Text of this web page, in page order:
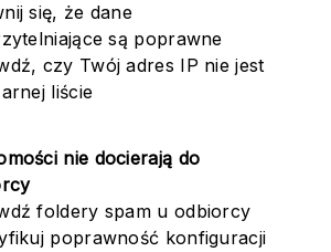
się, że dane
są poprawne
czy Twój adres IP nie jest
liście
nie docierają do
foldery spam u odbiorcy
poprawność konfiguracji